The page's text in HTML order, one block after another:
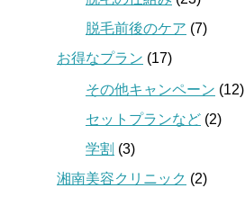
脱毛前後のケア (7)
お得なプラン (17)
その他キャンペーン (12)
セットプランなど (2)
学割 (3)
湘南美容クリニック (2)